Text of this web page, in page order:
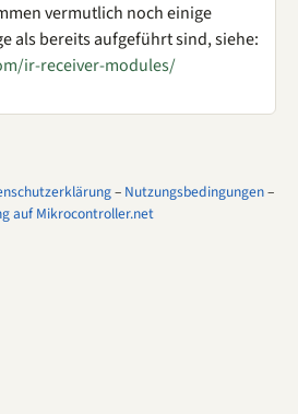
vermutlich noch einige
als bereits aufgeführt sind, siehe:
ir-receiver-modules/
– Nutzungsbedingungen–
auf Mikrocontroller.net